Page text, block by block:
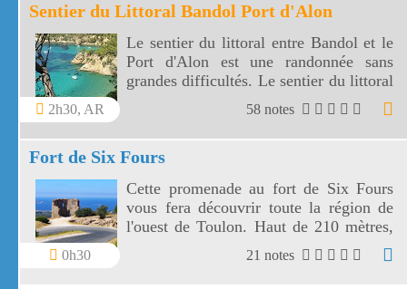
Sentier du Littoral Bandol Port d'Alon
2h30, AR
Le sentier du littoral entre Bandol et le
Port d'Alon est une randonnée sans
grandes difficultés. Le sentier du littoral
Bandol Port d'Alon offre des paysages
58 notes
Fort de Six Fours
0h30
Cette promenade au fort de Six Fours
vous fera découvrir toute la région de
l'ouest de Toulon. Haut de 210 mètres,
le fort de Six Fours vous offre un vaste
panorama vers une côte découpée, des
21 notes